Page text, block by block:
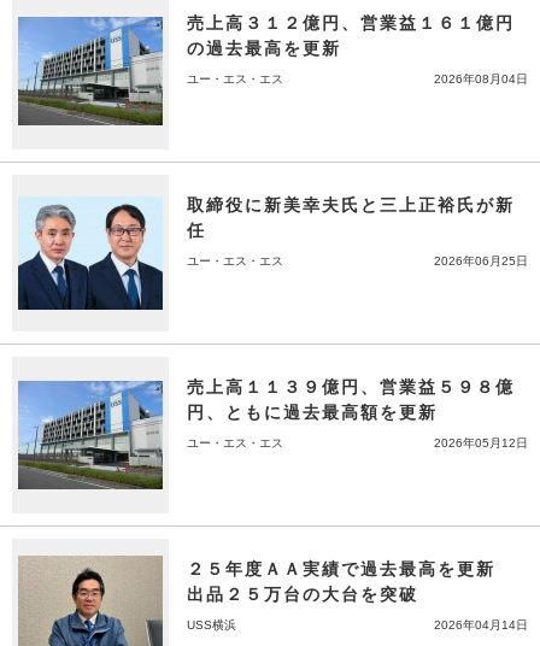
売上高３１２億円、営業益１６１億円
の過去最高を更新
ユー・エス・エス 2026年08月04日
取締役に新美幸夫氏と三上正裕氏が新
任
ユー・エス・エス 2026年06月25日
売上高１１３９億円、営業益５９８億
円、ともに過去最高額を更新
ユー・エス・エス 2026年05月12日
２５年度ＡＡ実績で過去最高を更新
出品２５万台の大台を突破
USS横浜 2026年04月14日